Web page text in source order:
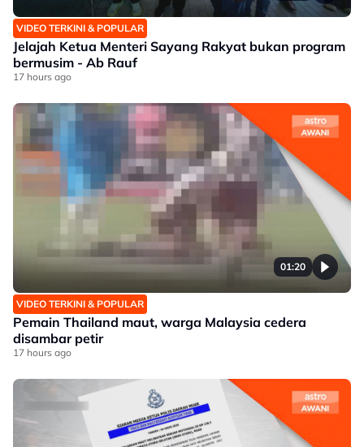
VIDEO TERKINI & POPULAR
Jelajah Ketua Menteri Sayang Rakyat bukan program
bermusim - Ab Rauf
17 hours ago
01:20
VIDEO TERKINI & POPULAR
Pemain Thailand maut, warga Malaysia cedera
disambar petir
17 hours ago